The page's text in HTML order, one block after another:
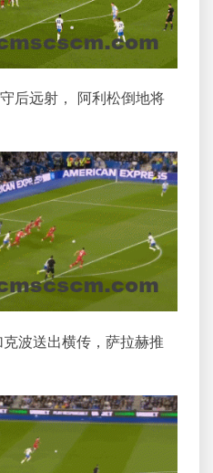
后远射， 阿利松倒地将
波送出横传，萨拉赫推